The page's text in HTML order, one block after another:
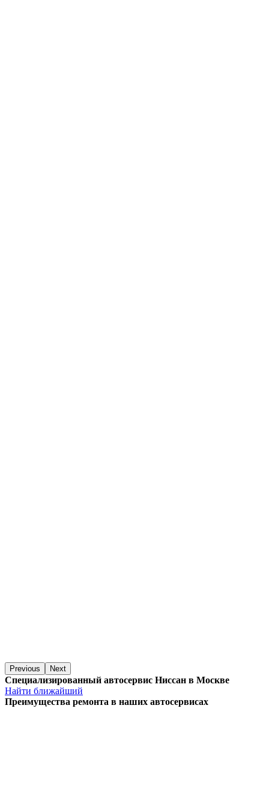
Previous Next
Специализированный автосервис Ниссан в Москве
Найти ближайший
Преимущества ремонта в наших автосервисах